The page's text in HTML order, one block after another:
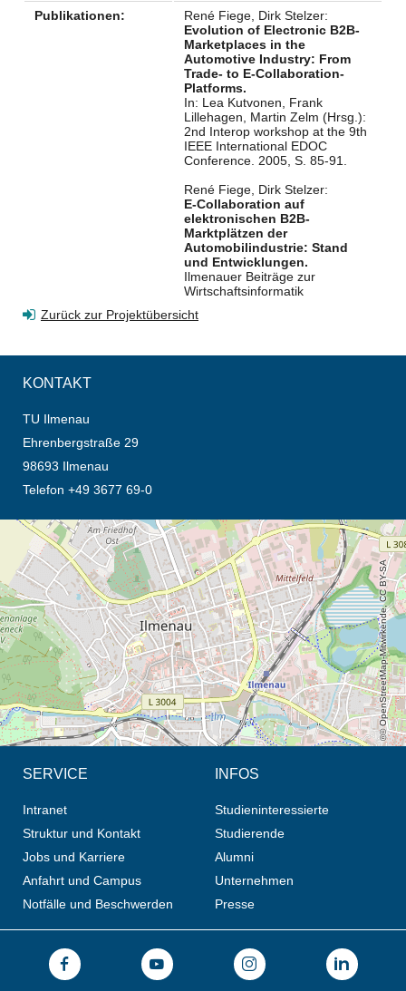
Publikationen:
René Fiege, Dirk Stelzer:
Evolution of Electronic B2B-
Marketplaces in the
Automotive Industry: From
Trade- to E-Collaboration-
Platforms.
In: Lea Kutvonen, Frank
Lillehagen, Martin Zelm (Hrsg.):
2nd Interop workshop at the 9th
IEEE International EDOC
Conference. 2005, S. 85-91.
René Fiege, Dirk Stelzer:
E-Collaboration auf
elektronischen B2B-
Marktplätzen der
Automobilindustrie: Stand
und Entwicklungen.
Ilmenauer Beiträge zur
Wirtschaftsinformatik
Zurück zur Projektübersicht
KONTAKT
TU Ilmenau
Ehrenbergstraße 29
98693 Ilmenau
Telefon +49 3677 69-0
Öffnet die Anfahrtsbeschreibung in neuem Tab (Karte)
© OpenStreetMap-Mitwirkende, CC BY-SA
SERVICE
Intranet
Struktur und Kontakt
Jobs und Karriere
Anfahrt und Campus
Notfälle und Beschwerden
INFOS
Studieninteressierte
Studierende
Alumni
Unternehmen
Presse